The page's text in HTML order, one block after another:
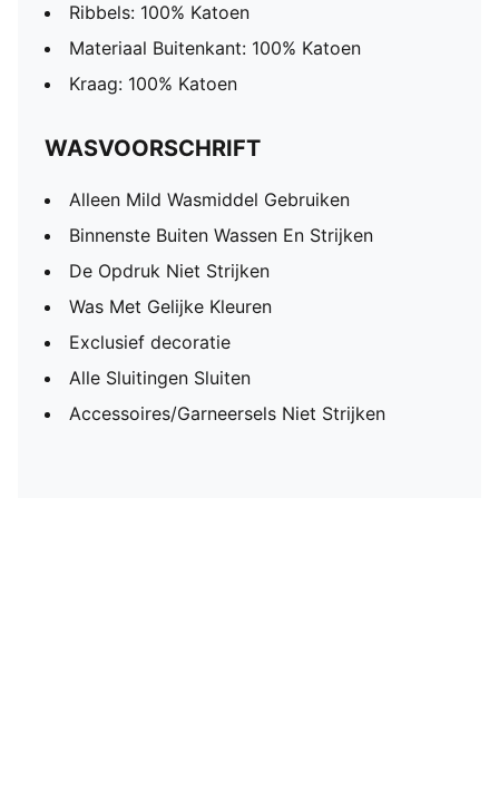
Ribbels: 100% Katoen
Materiaal Buitenkant: 100% Katoen
Kraag: 100% Katoen
WASVOORSCHRIFT
Alleen Mild Wasmiddel Gebruiken
Binnenste Buiten Wassen En Strijken
De Opdruk Niet Strijken
Was Met Gelijke Kleuren
Exclusief decoratie
Alle Sluitingen Sluiten
Accessoires/Garneersels Niet Strijken